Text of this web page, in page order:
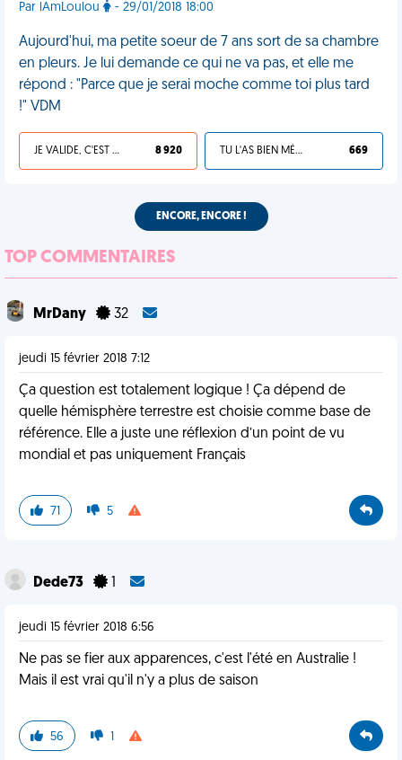
Par lAmLoulou - 29/01/2018 18:00
Aujourd'hui, ma petite soeur de 7 ans sort de sa chambre
en pleurs. Je lui demande ce qui ne va pas, et elle me
répond : "Parce que je serai moche comme toi plus tard
!" VDM
JE VALIDE, C'EST UNE VDM 8 920 TU L'AS BIEN MÉRITÉ 669
ENCORE, ENCORE !
TOP COMMENTAIRES
MrDany 32
jeudi 15 février 2018 7:12
Ça question est totalement logique ! Ça dépend de
quelle hémisphère terrestre est choisie comme base de
référence. Elle a juste une réflexion d’un point de vu
mondial et pas uniquement Français
71 5
Dede73
jeudi 15 février 2018 6:56
Ne pas se fier aux apparences, c'est l'été en Australie !
Mais il est vrai qu'il n'y a plus de saison
56 1